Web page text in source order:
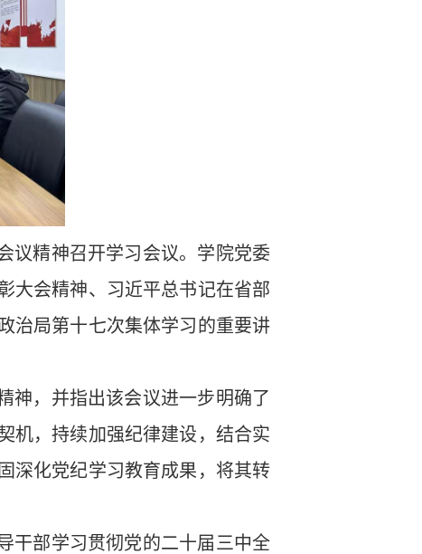
议精神召开学习会议。 学院党委
大会精神、 习近平总书记在省部
治局第十七次集体学习的重要讲
神，并指出该会议进一步明确了
机，持续加强纪律建设，结合实
深化党纪学习教育成果，将其转
干部学习贯彻党的二十届三中全